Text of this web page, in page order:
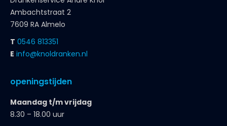
Ambachtstraat 2
7609 RA Almelo
T 0546 813351
E info@knoldranken.nl
openingstijden
Maandag t/m vrijdag
8.30 – 18.00 uur